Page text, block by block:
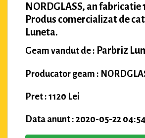
NORDGLASS, an fabricatie
Produs comercializat de
Luneta.
Geam vandut de : Parbriz
Producator geam :
Pret : 1120 Lei
Data anunt : 2020-05-22